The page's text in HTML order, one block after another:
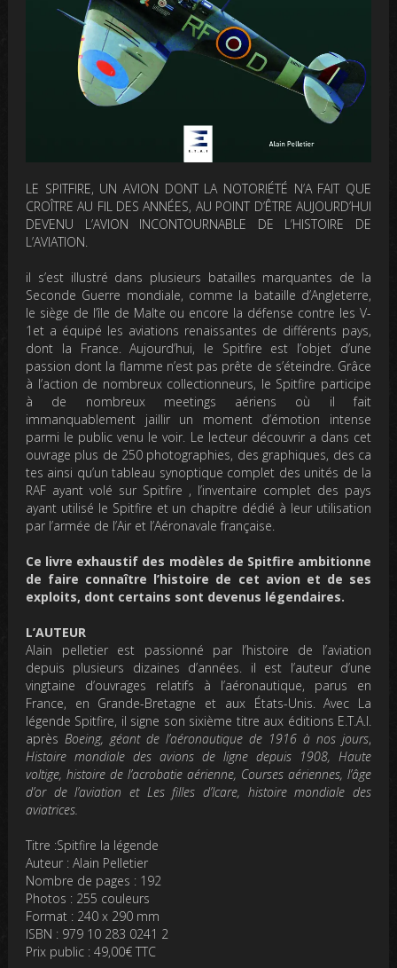
LE SPITFIRE, UN AVION DONT LA NOTORIÉTÉ N’A FAIT QUE
CROÎTRE AU FIL DES ANNÉES, AU POINT D’ÊTRE AUJOURD’HUI
DEVENU L’AVION INCONTOURNABLE DE L’HISTOIRE DE
L’AVIATION.
il s’est illustré dans plusieurs batailles marquantes de la
Seconde Guerre mondiale, comme la bataille d’Angleterre,
le siège de l’île de Malte ou encore la défense contre les V-
1et a équipé les aviations renaissantes de différents pays,
dont la France. Aujourd’hui, le Spitfire est l’objet d’une
passion dont la flamme n’est pas prête de s’éteindre. Grâce
à l’action de nombreux collectionneurs, le Spitfire participe
à de nombreux meetings aériens où il fait
immanquablement jaillir un moment d’émotion intense
parmi le public venu le voir. Le lecteur découvrir a dans cet
ouvrage plus de 250 photographies, des graphiques, des ca
tes ainsi qu’un tableau synoptique complet des unités de la
RAF ayant volé sur Spitfire , l’inventaire complet des pays
ayant utilisé le Spitfire et un chapitre dédié à leur utilisation
par l’armée de l’Air et l’Aéronavale française.
Ce livre exhaustif des modèles de Spitfire ambitionne
de faire connaître l’histoire de cet avion et de ses
exploits, dont certains sont devenus légendaires.
L’AUTEUR
Alain pelletier est passionné par l’histoire de l’aviation
depuis plusieurs dizaines d’années. il est l’auteur d’une
vingtaine d’ouvrages relatifs à l’aéronautique, parus en
France, en Grande-Bretagne et aux États-Unis. Avec La
légende Spitfire, il signe son sixième titre aux éditions E.T.A.I.
aprèsBoeing, géant de l’aéronautique de 1916 à nos jours,
Histoire mondiale des avions de ligne depuis 1908, Haute
voltige, histoire de l’acrobatie aérienne, Courses aériennes, l’âge
d’or de l’aviation et Les filles d’Icare, histoire mondiale des
aviatrices.
Titre :Spitfire la légende
Auteur : Alain Pelletier
Nombre de pages : 192
Photos : 255 couleurs
Format : 240 x 290 mm
ISBN : 979 10 283 0241 2
Prix public : 49,00€ TTC